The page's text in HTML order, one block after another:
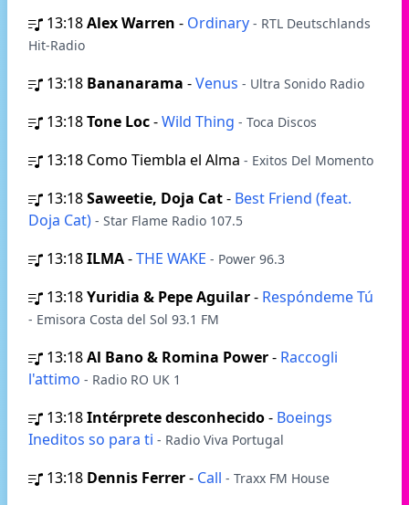
13:18Alex Warren - Ordinary - RTL Deutschlands
Hit-Radio
13:18 Bananarama -Venus - Ultra Sonido Radio
13:18Tone Loc-Wild Thing - Toca Discos
13:18 Como Tiembla el Alma - Exitos Del Momento
13:18Saweetie, Doja Cat- Best Friend (feat.
Doja Cat) - Star Flame Radio 107.5
13:18ILMA-THE WAKE - Power 96.3
13:18Yuridia & Pepe Aguilar- Respóndeme Tú
- Emisora Costa del Sol 93.1 FM
13:18Al Bano & Romina Power- Raccogli
l'attimo - Radio RO UK 1
13:18Intérprete desconhecido- Boeings
Ineditos so para ti - Radio Viva Portugal
13:18 Dennis Ferrer- Call - Traxx FM House